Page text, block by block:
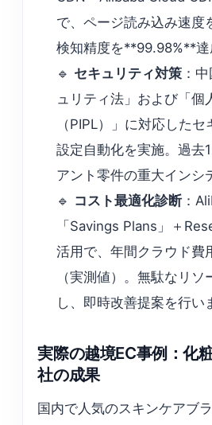
で、ページ読み込み速度
検知精度を**99.98%**達
🔹 セキュリティ対策 ：
ュリティ法」および「個
（PIPL）」に対応した
設定自動化を実施。過去
アント零件の重大インシ
🔹 コスト最適化診断：
「Savings Plans」＋
活用で、年間クラウド費
（実測値）。無駄なリ
し、即時改善提案を行い
実際の越境EC事例：化
社の成果
国内で人気のスキンケアブ